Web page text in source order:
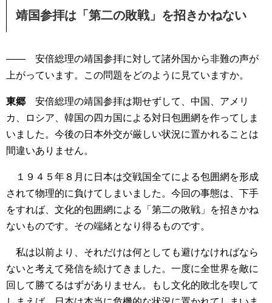
靖国参拝は「第二の敗戦」を招きかねない
―― 安倍総理の靖国参拝に対して諸外国から非難の声が
上がっています。この問題をどのように見ていますか。
東郷 安倍総理の靖国参拝は期せずして、中国、アメリ
カ、ロシア、韓国の四カ国による対日包囲網を作ってしま
いました。今後の日本外交が厳しい状況に置かれることは
間違いありません。
１９４５年８月に日本は交戦国全てによる包囲網を形成
されて物理的に負けてしまいました。今回の事態は、下手
をすれば、文化的包囲網による「第二の敗戦」を招きかね
ないものです。その端緒となり得るものです。
私は以前より、それだけは何としても避けなければなら
ないと考えて発信を続けてきました。一度に全世界を敵に
回して勝てるはずがありません。もし文化的敗北を喫して